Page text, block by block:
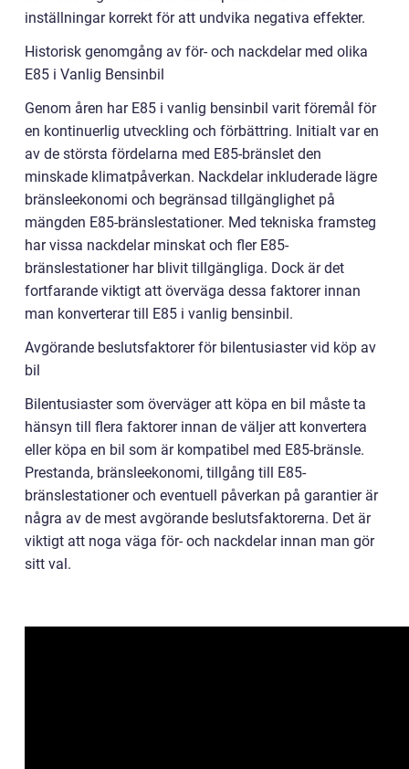
inställningar korrekt för att undvika negativa effekter.
Historisk genomgång av för- och nackdelar med olika
E85 i Vanlig Bensinbil
Genom åren har E85 i vanlig bensinbil varit föremål för
en kontinuerlig utveckling och förbättring. Initialt var en
av de största fördelarna med E85-bränslet den
minskade klimatpåverkan. Nackdelar inkluderade lägre
bränsleekonomi och begränsad tillgänglighet på
mängden E85-bränslestationer. Med tekniska framsteg
har vissa nackdelar minskat och fler E85-
bränslestationer har blivit tillgängliga. Dock är det
fortfarande viktigt att överväga dessa faktorer innan
man konverterar till E85 i vanlig bensinbil.
Avgörande beslutsfaktorer för bilentusiaster vid köp av
bil
Bilentusiaster som överväger att köpa en bil måste ta
hänsyn till flera faktorer innan de väljer att konvertera
eller köpa en bil som är kompatibel med E85-bränsle.
Prestanda, bränsleekonomi, tillgång till E85-
bränslestationer och eventuell påverkan på garantier är
några av de mest avgörande beslutsfaktorerna. Det är
viktigt att noga väga för- och nackdelar innan man gör
sitt val.